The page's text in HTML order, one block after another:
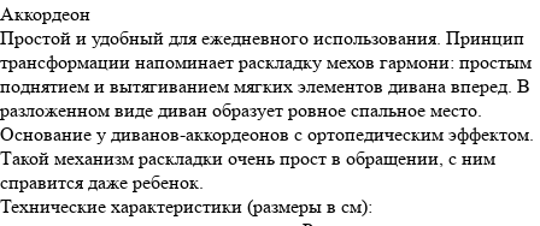
Аккордеон
Простой и удобный для ежедневного использования. Принцип
трансформации напоминает раскладку мехов гармони: простым
поднятием и вытягиванием мягких элементов дивана вперед. В
разложенном виде диван образует ровное спальное место.
Основание у диванов-аккордеонов с ортопедическим эффектом.
Такой механизм раскладки очень прост в обращении, с ним
справится даже ребенок.
Технические характеристики (размеры в см):